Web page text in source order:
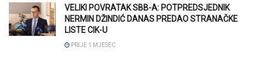
VELIKI POVRATAK SBB-A: POTPREDSJEDNIK
NERMIN DŽINDIĆ DANAS PREDAO STRANAČKE
LISTE CIK-U
PRIJE 1 MJESEC